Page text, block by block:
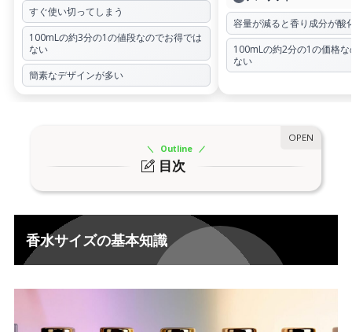
すぐ使い切ってしまう
100mLの約3分の1の値段なのでお得では
ない
簡素なデザインが多い
容量が減ると香り成分が酸
100mLの約2分の1の価格
ない
目次
Outline
1.
2.
5ml,15mlサイズの特徴と選び方
小容量サイズのメリット：品質保持と携帯性の優位
性
香水サイズの基本知識